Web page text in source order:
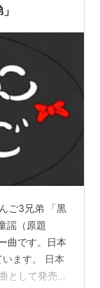
ご3兄弟 「黒
謡（原題
曲です。日本
ます。 日本
として発売さ